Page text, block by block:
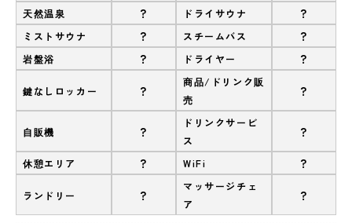
天然温泉 ? ドライサウナ ?
ミストサウナ ? スチームバス ?
岩盤浴 ? ドライヤー ?
鍵なしロッカー ?
商品/ドリンク販
売
?
自販機 ?
ドリンクサービ
ス
?
休憩エリア ? WiFi ?
ランドリー ?
マッサージチェ
ア
?